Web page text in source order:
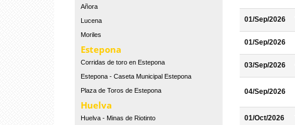
Añora
Lucena
Moriles
Estepona
Corridas de toro en Estepona
Estepona - Caseta Municipal Estepona
Plaza de Toros de Estepona
Huelva
Huelva - Minas de Riotinto
01/Sep/2026
01/Sep/2026
03/Sep/2026
04/Sep/2026
01/Oct/2026